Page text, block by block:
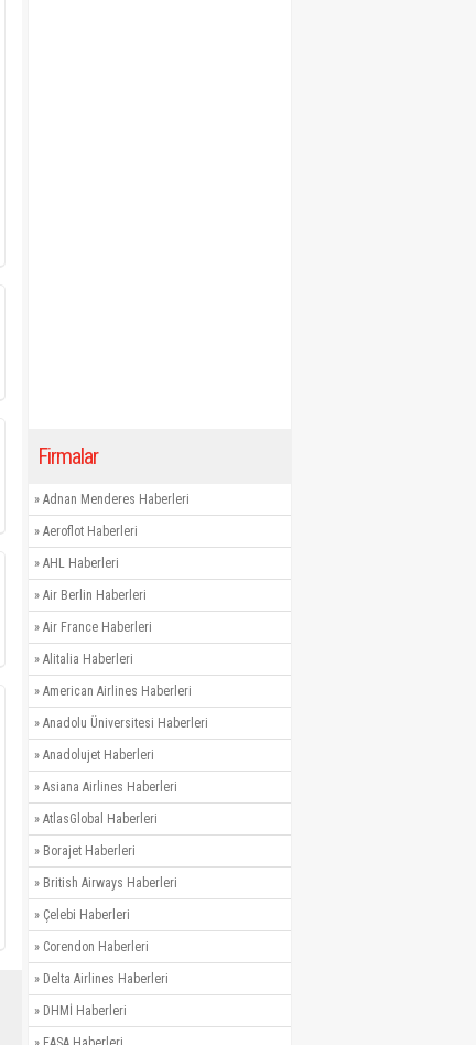
Firmalar
» Adnan Menderes Haberleri
» Aeroflot Haberleri
» AHL Haberleri
» Air Berlin Haberleri
» Air France Haberleri
» Alitalia Haberleri
» American Airlines Haberleri
» Anadolu Üniversitesi Haberleri
» Anadolujet Haberleri
» Asiana Airlines Haberleri
» AtlasGlobal Haberleri
» Borajet Haberleri
» British Airways Haberleri
» Çelebi Haberleri
» Corendon Haberleri
» Delta Airlines Haberleri
» DHMİ Haberleri